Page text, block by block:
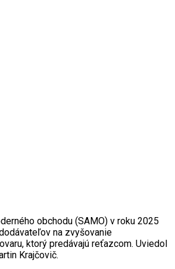
obchodu (SAMO) v roku 2025
na zvyšovanie
ktorý predávajú reťazcom. Uviedol
Krajčovič.